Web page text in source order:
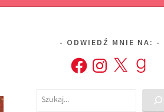
ODWIEDŹ MNIE NA:
FacebookInstagram
X Goodreads
Szukaj